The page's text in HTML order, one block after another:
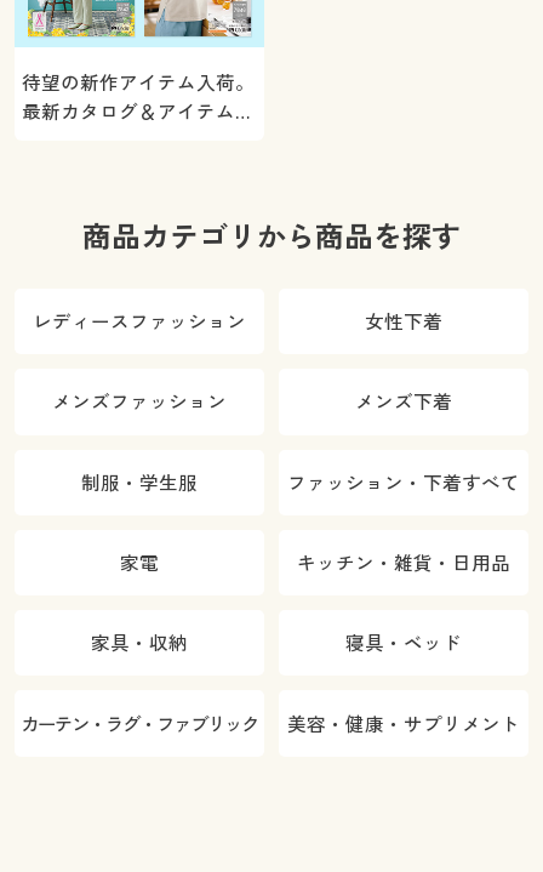
待望の新作アイテム入荷。
最新カタログ＆アイテムを
商品カテゴリから商品を探す
レディースファッション 女性下着
メンズファッション メンズ下着
制服・学生服 ファッション・下着すべて
家電 キッチン・雑貨・日用品
家具・収納 寝具・ベッド
カーテン・ラグ・ファブリック 美容・健康・サプリメント